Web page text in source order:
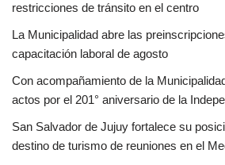
restricciones de tránsito en el centro
La Municipalidad abre las
capacitación laboral de agosto
Con acompañamiento de la
actos por el 201° aniversario de la
San Salvador de Jujuy fortalece su
destino de turismo de reuniones en el